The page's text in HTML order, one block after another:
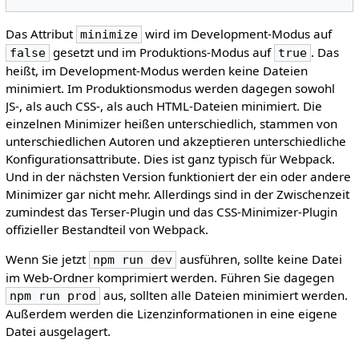
Das Attribut minimize wird im Development-Modus auf
false gesetzt und im Produktions-Modus auf true . Das
heißt, im Development-Modus werden keine Dateien
minimiert. Im Produktionsmodus werden dagegen sowohl
JS-, als auch CSS-, als auch HTML-Dateien minimiert. Die
einzelnen Minimizer heißen unterschiedlich, stammen von
unterschiedlichen Autoren und akzeptieren unterschiedliche
Konfigurationsattribute. Dies ist ganz typisch für Webpack.
Und in der nächsten Version funktioniert der ein oder andere
Minimizer gar nicht mehr. Allerdings sind in der Zwischenzeit
zumindest das Terser-Plugin und das CSS-Minimizer-Plugin
offizieller Bestandteil von Webpack.
Wenn Sie jetzt npm run dev ausführen, sollte keine Datei
im Web-Ordner komprimiert werden. Führen Sie dagegen
npm run prod aus, sollten alle Dateien minimiert werden.
Außerdem werden die Lizenzinformationen in eine eigene
Datei ausgelagert.